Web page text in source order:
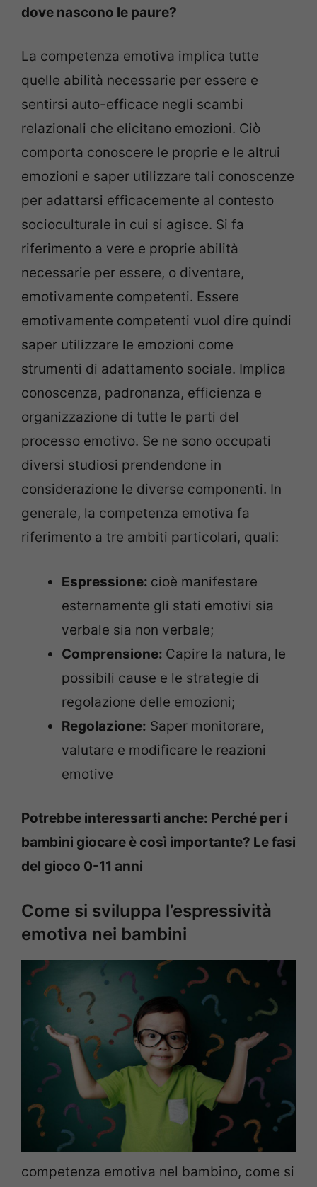
dove nascono le paure?
La competenza emotiva implica tutte
quelle abilità necessarie per essere e
sentirsi auto-efficace negli scambi
relazionali che elicitano emozioni. Ciò
comporta conoscere le proprie e le altrui
emozioni e saper utilizzare tali conoscenze
per adattarsi efficacemente al contesto
socioculturale in cui si agisce. Si fa
riferimento a vere e proprie abilità
necessarie per essere, o diventare,
emotivamente competenti. Essere
emotivamente competenti vuol dire quindi
saper utilizzare le emozioni come
strumenti di adattamento sociale. Implica
conoscenza, padronanza, efficienza e
organizzazione di tutte le parti del
processo emotivo. Se ne sono occupati
diversi studiosi prendendone in
considerazione le diverse componenti. In
generale, la competenza emotiva fa
riferimento a tre ambiti particolari, quali:
Espressione: cioè manifestare
esternamente gli stati emotivi sia
verbale sia non verbale;
Comprensione: Capire la natura, le
possibili cause e le strategie di
regolazione delle emozioni;
Regolazione: Saper monitorare,
valutare e modificare le reazioni
emotive
Potrebbe interessarti anche: Perché per i
bambini giocare è così importante? Le fasi
del gioco 0-11 anni
Come si sviluppa l’espressività
emotiva nei bambini
competenza emotiva nel bambino, come si